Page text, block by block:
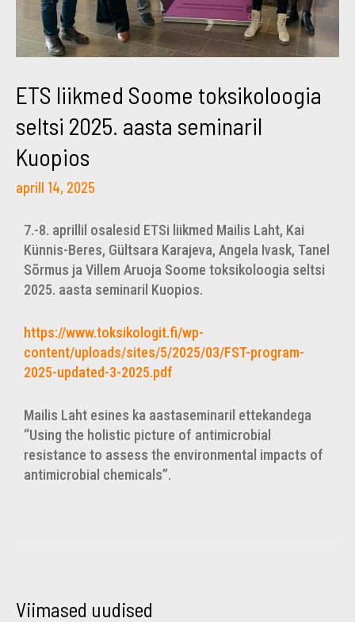
ETS liikmed Soome toksikoloogia
seltsi 2025. aasta seminaril
Kuopios
aprill 14, 2025
7.-8. aprillil osalesid ETSi liikmed Mailis Laht, Kai
Künnis-Beres, Gültsara Karajeva, Angela Ivask, Tanel
Sõrmus ja Villem Aruoja Soome toksikoloogia seltsi
2025. aasta seminaril Kuopios.
https://www.toksikologit.fi/wp-
content/uploads/sites/5/2025/03/FST-program-
2025-updated-3-2025.pdf
Mailis Laht esines ka aastaseminaril ettekandega
“Using the holistic picture of antimicrobial
resistance to assess the environmental impacts of
antimicrobial chemicals”.
Viimased uudised